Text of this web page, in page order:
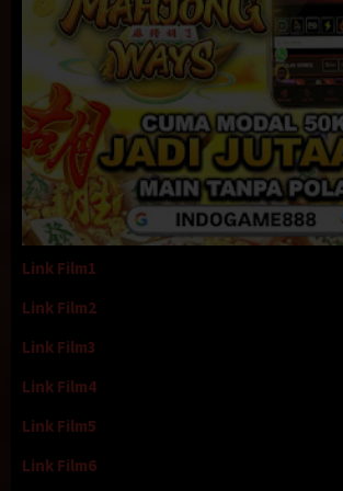
Link Film1
Link Film2
Link Film3
Link Film4
Link Film5
Link Film6